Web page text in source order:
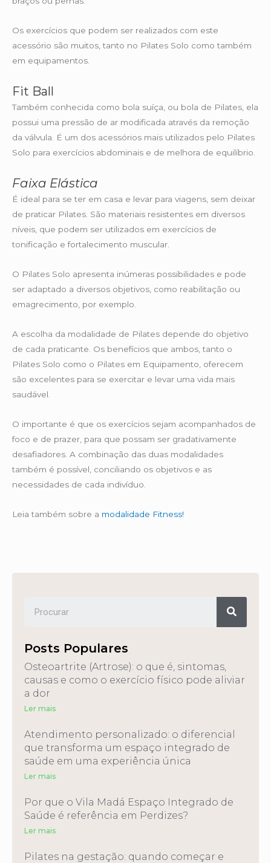
Os exercícios que podem ser realizados com este
acessório são muitos, tanto no Pilates Solo como também
em equipamentos.
Fit Ball
Também conhecida como bola suíça, ou bola de Pilates, ela
possui uma pressão de ar modificada através da remoção
da válvula. É um dos acessórios mais utilizados pelo Pilates
Solo para exercícios abdominais e de melhora de equilíbrio.
Faixa Elástica
É ideal para se ter em casa e levar para viagens, sem deixar
de praticar Pilates. São materiais resistentes em diversos
níveis, que podem ser utilizados em exercícios de
tonificação e fortalecimento muscular.
O Pilates Solo apresenta inúmeras possibilidades e pode
ser adaptado a diversos objetivos, como reabilitação ou
emagrecimento, por exemplo.
A escolha da modalidade de Pilates depende do objetivo
de cada praticante. Os benefícios que ambos, tanto o
Pilates Solo como o Pilates em Equipamento, oferecem
são excelentes para se exercitar e levar uma vida mais
saudável.
O importante é que os exercícios sejam acompanhados de
foco e de prazer, para que possam ser gradativamente
desafiadores. A combinação das duas modalidades
também é possível, conciliando os objetivos e as
necessidades de cada indivíduo.
Leia também sobre a modalidade Fitness!
Posts Populares
Osteoartrite (Artrose): o que é, sintomas,
causas e como o exercício físico pode aliviar
a dor
Ler mais
Atendimento personalizado: o diferencial
que transforma um espaço integrado de
saúde em uma experiência única
Ler mais
Por que o Vila Madá Espaço Integrado de
Saúde é referência em Perdizes?
Ler mais
Pilates na gestação: quando começar e